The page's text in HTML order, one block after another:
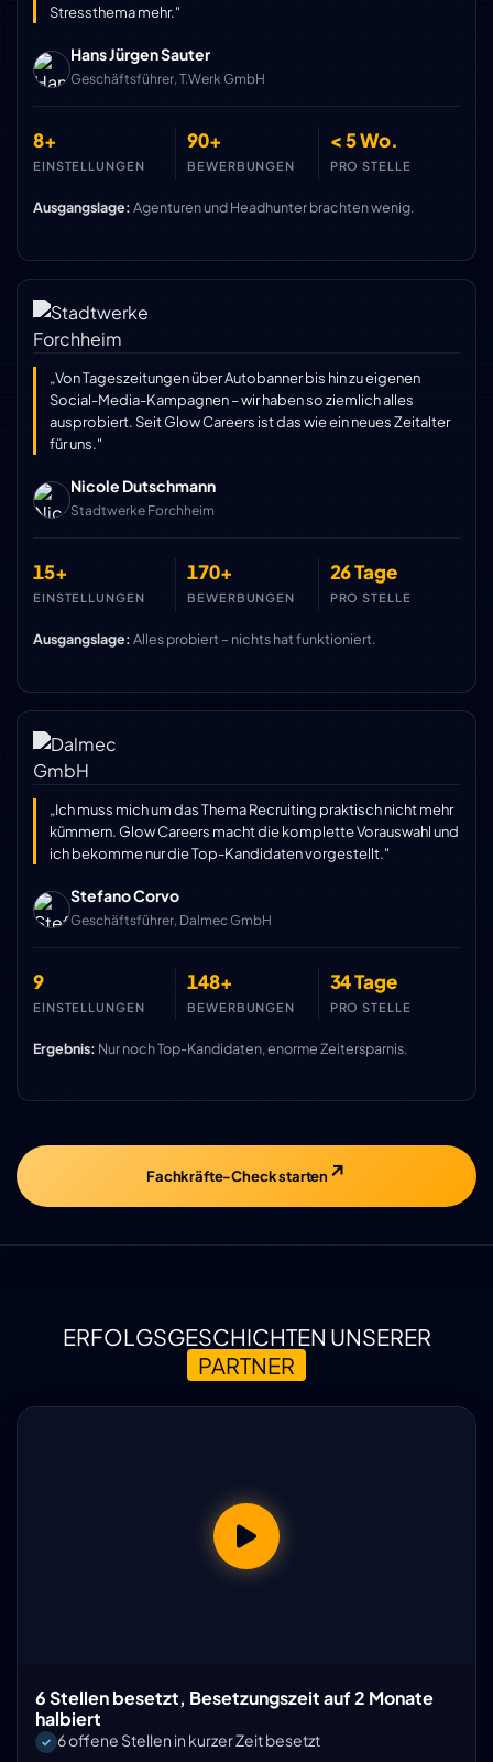
Stressthema mehr."
Hans Jürgen Sauter
Geschäftsführer, T.Werk GmbH
8+
EINSTELLUNGEN
90+
BEWERBUNGEN
< 5 Wo.
PRO STELLE
Ausgangslage:Agenturen und Headhunter brachten wenig.
„Von Tageszeitungen über Autobanner bis hin zu eigenen
Social-Media-Kampagnen – wir haben so ziemlich alles
ausprobiert. Seit Glow Careers ist das wie ein neues Zeitalter
für uns."
Nicole Dutschmann
Stadtwerke Forchheim
15+
EINSTELLUNGEN
170+
BEWERBUNGEN
26 Tage
PRO STELLE
Ausgangslage:Alles probiert – nichts hat funktioniert.
„Ich muss mich um das Thema Recruiting praktisch nicht mehr
kümmern. Glow Careers macht die komplette Vorauswahl und
ich bekomme nur die Top-Kandidaten vorgestellt."
Stefano Corvo
Geschäftsführer, Dalmec GmbH
9
EINSTELLUNGEN
148+
BEWERBUNGEN
34 Tage
PRO STELLE
Ergebnis: Nur noch Top-Kandidaten, enorme Zeitersparnis.
Fachkräfte-Check starten
ERFOLGSGESCHICHTEN UNSERER
PARTNER
6 Stellen besetzt, Besetzungszeit auf 2 Monate
halbiert
6 offene Stellen in kurzer Zeit besetzt